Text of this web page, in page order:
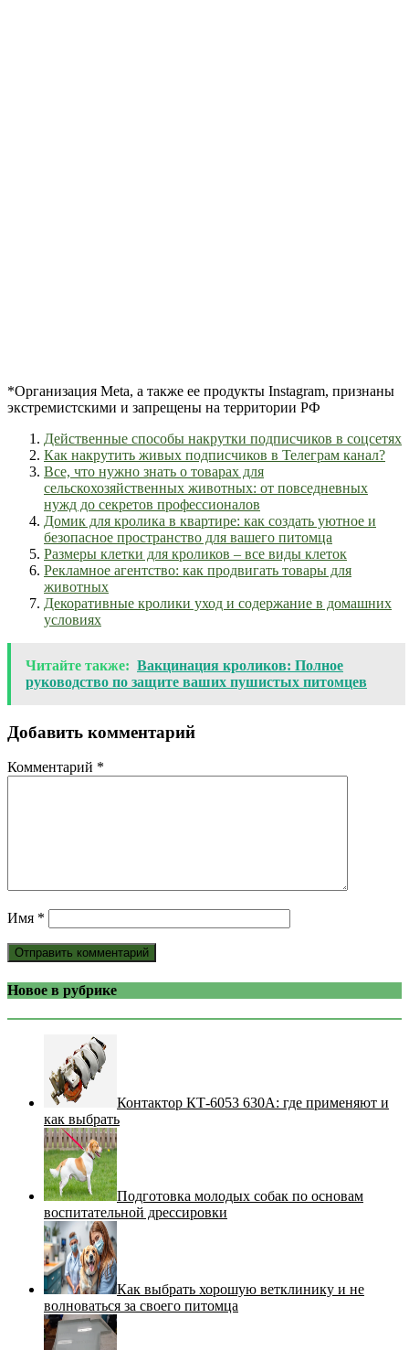
*Организация Meta, а также ее продукты Instagram, признаны
экстремистскими и запрещены на территории РФ
Действенные способы накрутки подписчиков в соцсетях
Как накрутить живых подписчиков в Телеграм канал?
Все, что нужно знать о товарах для
сельскохозяйственных животных: от повседневных
нужд до секретов профессионалов
Домик для кролика в квартире: как создать уютное и
безопасное пространство для вашего питомца
Размеры клетки для кроликов – все виды клеток
Рекламное агентство: как продвигать товары для
животных
Декоративные кролики уход и содержание в домашних
условиях
Читайте также: Вакцинация кроликов: Полное
руководство по защите ваших пушистых питомцев
Добавить комментарий
Комментарий *
Имя *
Новое в рубрике
Контактор КТ-6053 630А: где применяют и
как выбрать
Подготовка молодых собак по основам
воспитательной дрессировки
Как выбрать хорошую ветклинику и не
волноваться за своего питомца